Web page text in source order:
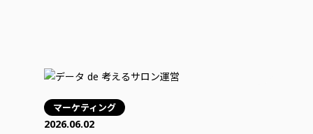
マーケティング
2026.06.02